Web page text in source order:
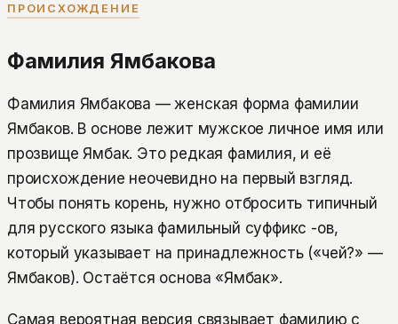
ПРОИСХОЖДЕНИЕ
Фамилия Ямбакова
Фамилия Ямбакова — женская форма фамилии
Ямбаков. В основе лежит мужское личное имя или
прозвище Ямбак. Это редкая фамилия, и её
происхождение неочевидно на первый взгляд.
Чтобы понять корень, нужно отбросить типичный
для русского языка фамильный суффикс -ов,
который указывает на принадлежность («чей?» —
Ямбаков). Остаётся основа «Ямбак».
Самая вероятная версия связывает фамилию с